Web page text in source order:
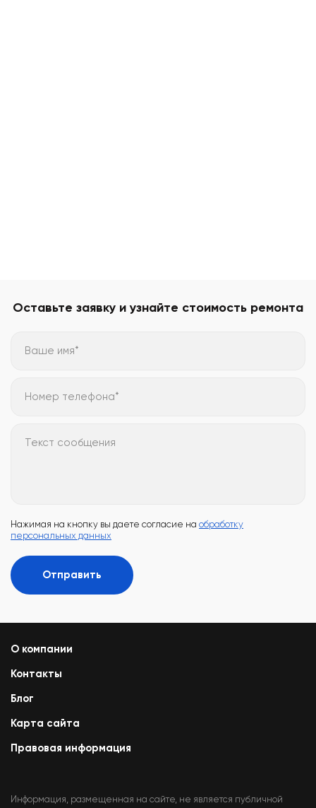
Оставьте заявку и узнайте стоимость ремонта
Ваше имя*
Номер телефона*
Текст сообщения
Нажимая на кнопку вы даете согласие на обработку
персональных данных
Отправить
О компании
Контакты
Блог
Карта сайта
Правовая информация
Информация, размещенная на сайте, не является публичной